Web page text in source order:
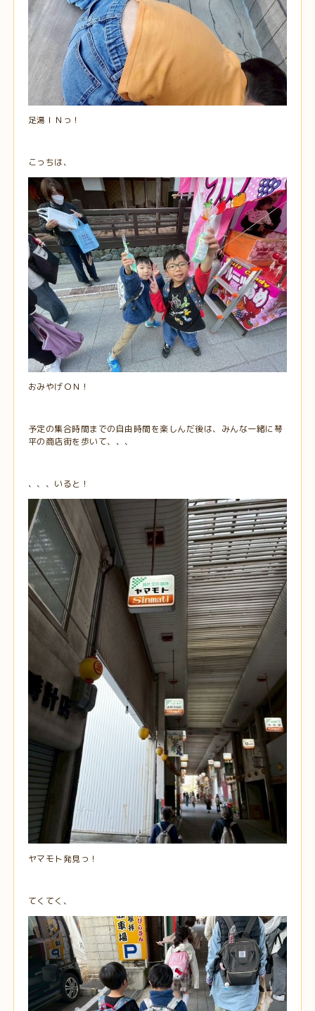
足湯ＩＮっ！
こっちは、
おみやげＯＮ！
予定の集合時間までの自由時間を楽しんだ後は、みんな一緒に琴
平の商店街を歩いて、、、
、、、いると！
ヤマモト発見っ！
てくてく、